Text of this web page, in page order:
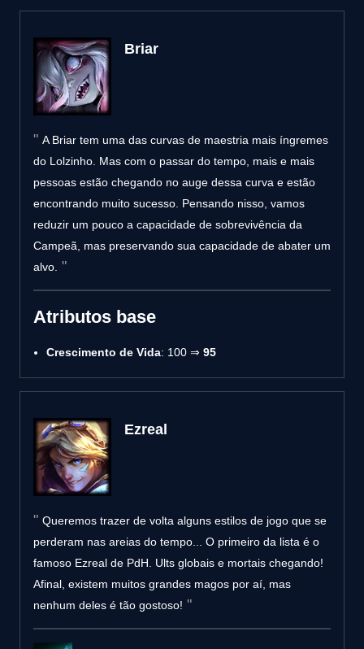
Briar
A Briar tem uma das curvas de maestria mais íngremes
do Lolzinho. Mas com o passar do tempo, mais e mais
pessoas estão chegando no auge dessa curva e estão
encontrando muito sucesso. Pensando nisso, vamos
reduzir um pouco a capacidade de sobrevivência da
Campeã, mas preservando sua capacidade de abater um
alvo.
Atributos base
Crescimento de Vida: 100 ⇒ 95
Ezreal
Queremos trazer de volta alguns estilos de jogo que se
perderam nas areias do tempo... O primeiro da lista é o
famoso Ezreal de PdH. Ults globais e mortais chegando!
Afinal, existem muitos grandes magos por aí, mas
nenhum deles é tão gostoso!